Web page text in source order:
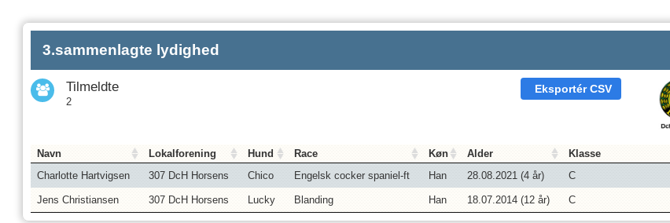
3.sammenlagte lydighed
Tilmeldte
2
Eksportér CSV
Navn Lokalforening Hund Race Køn Alder
Klasse
Charlotte Hartvigsen
307 DcH Horsens Chico Engelsk cocker spaniel-ft Han 28.08.2021 (4 år) C
Jens Christiansen 307 DcH Horsens Lucky Blanding Han 18.07.2014 (12 år) C